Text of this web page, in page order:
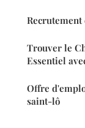
Recrutement
Trouver le
Essentiel
Offre
saint-lô